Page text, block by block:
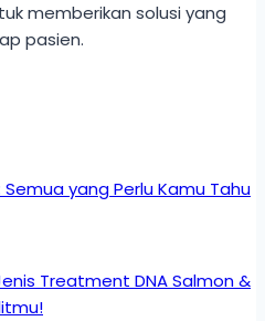
memberikan solusi yang
pasien.
yang Perlu Kamu Tahu
Treatment DNA Salmon &